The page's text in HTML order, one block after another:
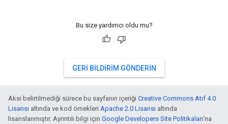
Bu size yardımcı oldu mu?
GERI BILDIRIM GÖNDERIN
Aksi belirtilmediği sürece bu sayfanın içeriği Creative Commons Atıf 4.0
Lisansı altında ve kod örnekleri Apache 2.0 Lisansı altında
lisanslanmıştır. Ayrıntılı bilgi için Google Developers Site Politikaları'na